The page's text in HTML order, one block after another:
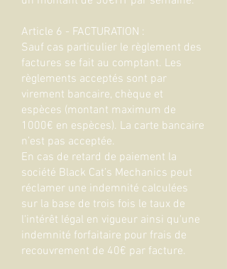
Article 6 - FACTURATION :
Sauf cas particulier le règlement des
factures se fait au comptant. Les
règlements acceptés sont par
virement bancaire, chèque et
espèces (montant maximum de
1000€ en espèces). La carte bancaire
n’est pas acceptée.
En cas de retard de paiement la
société Black Cat’s Mechanics peut
réclamer une indemnité calculées
sur la base de trois fois le taux de
l'intérêt légal en vigueur ainsi qu'une
indemnité forfaitaire pour frais de
recouvrement de 40€ par facture.